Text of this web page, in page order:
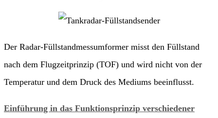
Der Radar-Füllstandmessumformer misst den Füllstand
nach dem Flugzeitprinzip (TOF) und wird nicht von der
Temperatur und dem Druck des Mediums beeinflusst.
Einführung in das Funktionsprinzip verschiedener